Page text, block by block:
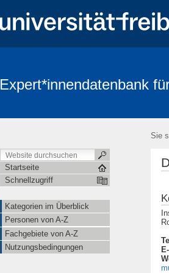
Expert*innendatenbank
Sie
Startseite
Schnellzugriff
Kategorien im Überblick
Personen von A-Z
Fachgebiete von A-Z
Nutzungsbedingungen